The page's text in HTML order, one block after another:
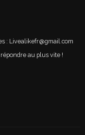
: Livealikefr@gmail.com
au plus vite !